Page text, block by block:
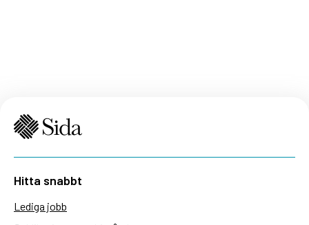
Hitta snabbt
Lediga jobb